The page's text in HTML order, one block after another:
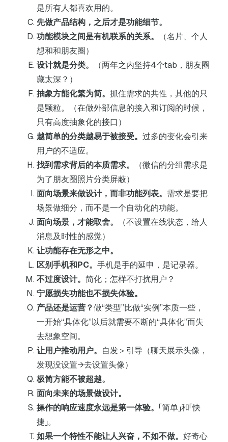
是所有人都喜欢用的。
先做产品结构，之后才是功能细节。
功能模块之间是有机联系的关系。
（名片、个人
想和和朋友圈）
设计就是分类。
（两年之内坚持4个tab，朋友圈
藏太深？）
抽象方能化繁为简。抓住需求的共性，其他的只
是颗粒。（在做外部信息的接入和订阅的时候，
只有高度抽象化的接口）
越简单的分类越易于被接受。过多的变化会引来
用户的不适应。
找到需求背后的本质需求。
（微信的分组需求是
为了朋友圈照片分类屏蔽）
面向场景来做设计，而非功能列表。 需求是要把
场景做细分，而不是一个自动化的功能。
面向场景，才能取舍。
（不设置在线状态，给人
消息及时性的感觉）
让功能存在无形之中。
区别手机和PC。手机是手的延申，是记录器。
不过度设计。简化；怎样不打扰用户？
宁愿损失功能也不损失体验。
产品还是运营？做“类型”比做“实例”本质一些，
一开始“具体化”以后就需要不断的“具体化”而失
去想象空间。
让用户推动用户。 自发＞引导（聊天展示头像，
发现没设置→去设置头像）
极简方能不被超越。
面向未来的场景做设计。
操作的响应速度永远是第一体验。「简单」和「快
捷」。
如果一个特性不能让人兴奋，不如不做。好奇心